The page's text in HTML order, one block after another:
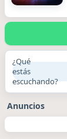
¿Qué
estás
escuchando?
Anuncios